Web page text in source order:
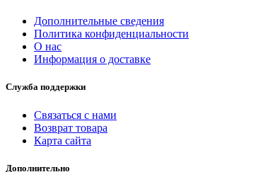
Дополнительные сведения
Политика конфиденциальности
О нас
Информация о доставке
Служба поддержки
Связаться с нами
Возврат товара
Карта сайта
Дополнительно